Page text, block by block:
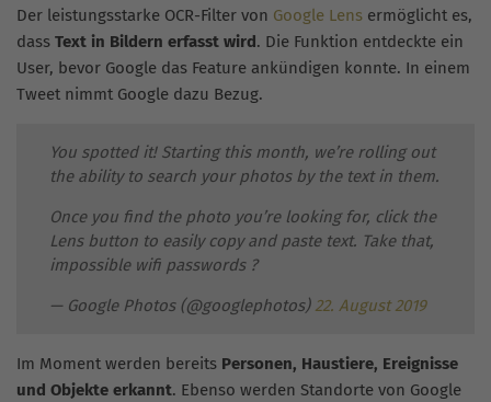
Der leistungsstarke OCR-Filter von Google Lens ermöglicht es,
dass Text in Bildern erfasst wird. Die Funktion entdeckte ein
User, bevor Google das Feature ankündigen konnte. In einem
Tweet nimmt Google dazu Bezug.
You spotted it! Starting this month, we’re rolling out
the ability to search your photos by the text in them.
Once you find the photo you’re looking for, click the
Lens button to easily copy and paste text. Take that,
impossible wifi passwords ?
— Google Photos (@googlephotos) 22. August 2019
Im Moment werden bereits Personen, Haustiere, Ereignisse
und Objekte erkannt. Ebenso werden Standorte von Google